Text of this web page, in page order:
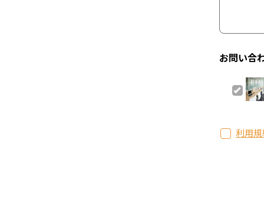
お問い合
利用